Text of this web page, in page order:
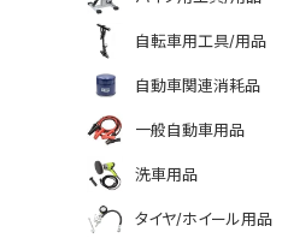
自転車用工具/用品
自動車関連消耗品
一般自動車用品
洗車用品
タイヤ/ホイール用品
facebook
line